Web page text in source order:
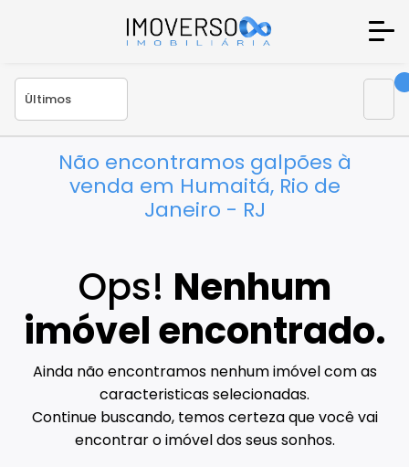
Não encontramos galpões à
venda em Humaitá, Rio de
Janeiro - RJ
Ops! Nenhum
imóvel encontrado.
Ainda não encontramos nenhum imóvel com as
caracteristicas selecionadas.
Continue buscando, temos certeza que você vai
encontrar o imóvel dos seus sonhos.